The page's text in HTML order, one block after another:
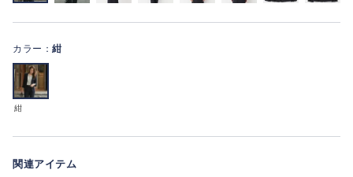
カラー： 紺
紺
関連アイテム